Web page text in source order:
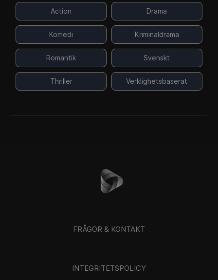
Action Drama
Komedi Kriminaldrama
Romantik Svenskt
Thriller Verklighetsbaserat
FRÅGOR & KONTAKT
INTEGRITETSPOLICY